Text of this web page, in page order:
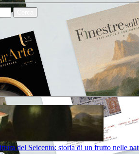
del Seicento: storia di un frutto nelle